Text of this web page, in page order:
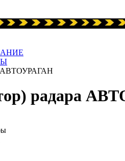
АВТОУРАГАН
радара